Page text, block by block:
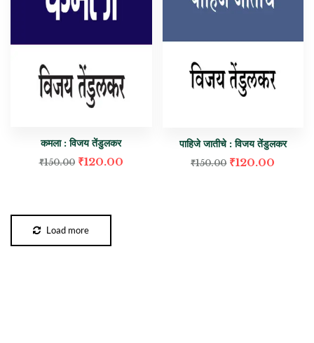
कमला : विजय तेंडुलकर
₹150.00 ₹120.00
पाहिजे जातीचे : विजय तेंडुलकर
₹150.00 ₹120.00
Load more